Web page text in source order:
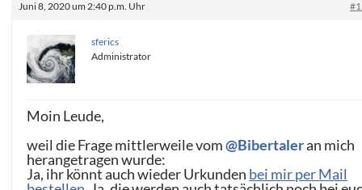
Juni 8, 2020 um 2:40 p.m. Uhr
sferics
Administrator
Moin Leude,
weil die Frage mittlerweile vom@Bibertaleran mich
herangetragen wurde:
Ja, ihr könnt auch wieder Urkunden bei mir per Mail